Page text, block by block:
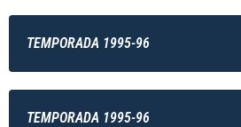
TEMPORADA 1995-96
TEMPORADA 1995-96